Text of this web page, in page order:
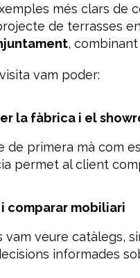
més clars de
de terrasses
,
vam poder:
la fàbrica i el
de primera mà com
permet al client
i comparar mobiliari
vam veure catàlegs,
informades